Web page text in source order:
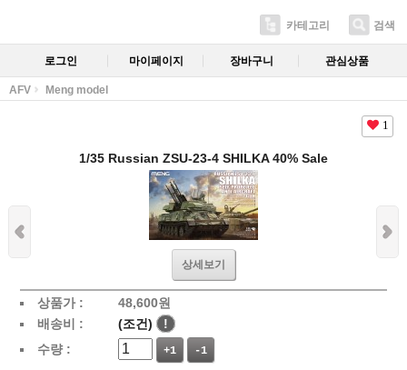
카테고리 검색
로그인 마이페이지 장바구니 관심상품
AFV Meng model
1
1/35 Russian ZSU-23-4 SHILKA 40% Sale
상세보기
상품가 : 48,600원
배송비 :
(조건)
!
수량 :
+1 -1